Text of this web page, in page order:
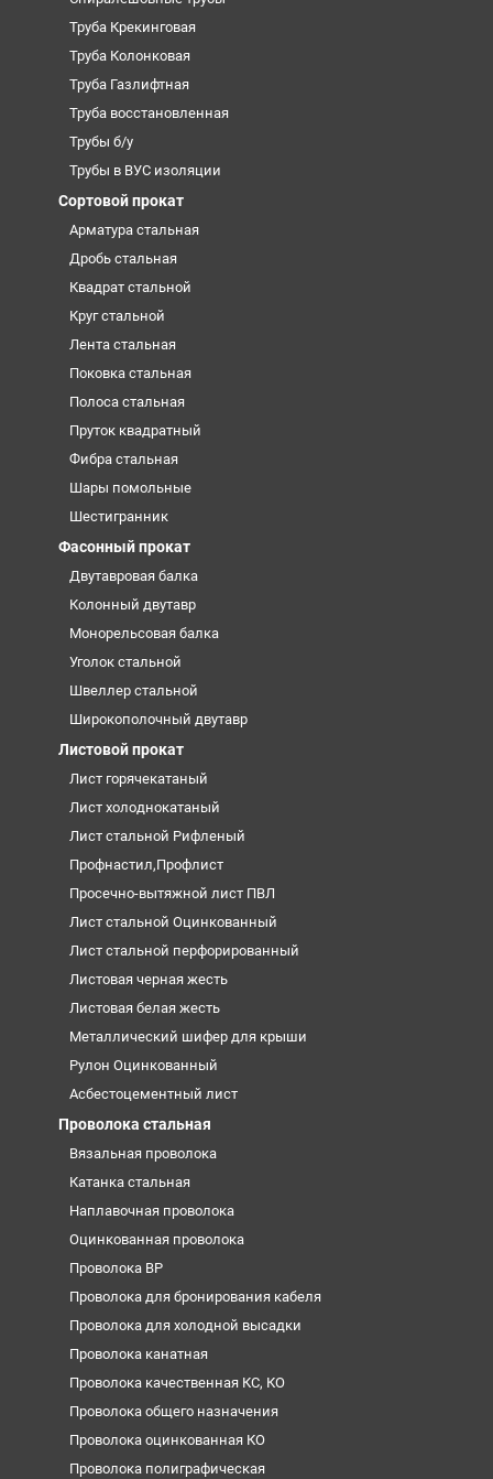
Труба Крекинговая
Труба Колонковая
Труба Газлифтная
Труба восстановленная
Трубы б/у
Трубы в ВУС изоляции
Сортовой прокат
Арматура стальная
Дробь стальная
Квадрат стальной
Круг стальной
Лента стальная
Поковка стальная
Полоса стальная
Пруток квадратный
Фибра стальная
Шары помольные
Шестигранник
Фасонный прокат
Двутавровая балка
Колонный двутавр
Монорельсовая балка
Уголок стальной
Швеллер стальной
Широкополочный двутавр
Листовой прокат
Лист горячекатаный
Лист холоднокатаный
Лист стальной Рифленый
Профнастил,Профлист
Просечно-вытяжной лист ПВЛ
Лист стальной Оцинкованный
Лист стальной перфорированный
Листовая черная жесть
Листовая белая жесть
Металлический шифер для крыши
Рулон Оцинкованный
Асбестоцементный лист
Проволока стальная
Вязальная проволока
Катанка стальная
Наплавочная проволока
Оцинкованная проволока
Проволока ВР
Проволока для бронирования кабеля
Проволока для холодной высадки
Проволока канатная
Проволока качественная КС, КО
Проволока общего назначения
Проволока оцинкованная КО
Проволока полиграфическая